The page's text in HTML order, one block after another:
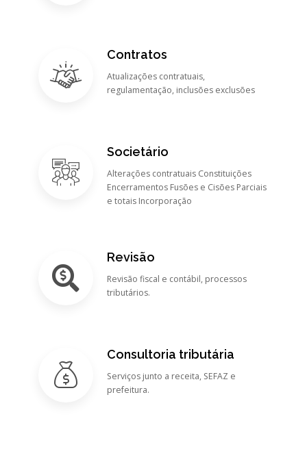
Contratos
Atualizações contratuais,
regulamentação, inclusões exclusões
Societário
Alterações contratuais Constituições
Encerramentos Fusões e Cisões Parciais
e totais Incorporação
Revisão
Revisão fiscal e contábil, processos
tributários.
Consultoria tributária
Serviços junto a receita, SEFAZ e
prefeitura.